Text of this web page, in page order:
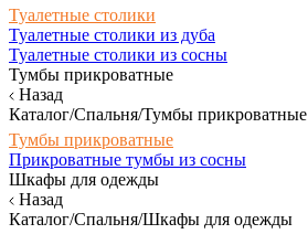
Туалетные столики
Туалетные столики из дуба
Туалетные столики из сосны
Тумбы прикроватные
Назад
Каталог/Спальня/Тумбы прикроватные
Тумбы прикроватные
Прикроватные тумбы из сосны
Шкафы для одежды
Назад
Каталог/Спальня/Шкафы для одежды